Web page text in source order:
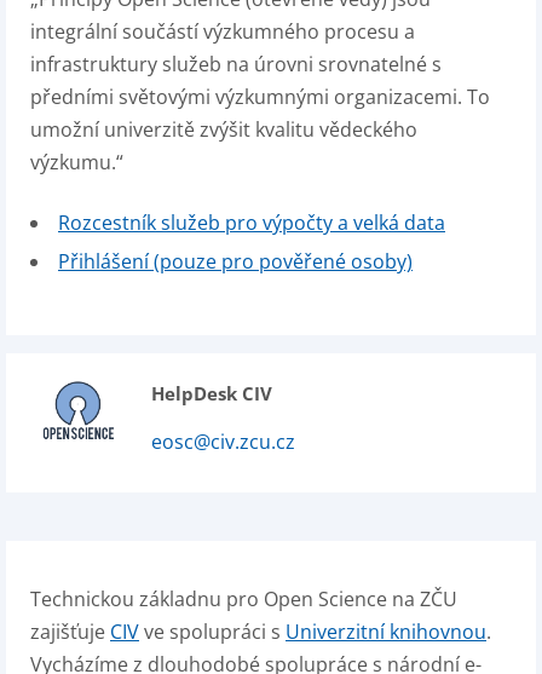
integrální součástí výzkumného procesu a
infrastruktury služeb na úrovni srovnatelné s
předními světovými výzkumnými organizacemi. To
umožní univerzitě zvýšit kvalitu vědeckého
výzkumu.“
Rozcestník služeb pro výpočty a velká data
Přihlášení (pouze pro pověřené osoby)
HelpDesk CIV
eosc@civ.zcu.cz
Technickou základnu pro Open Science na ZČU
zajišťuje CIVve spolupráci s Univerzitní knihovnou.
Vycházíme z dlouhodobé spolupráce s národní e-